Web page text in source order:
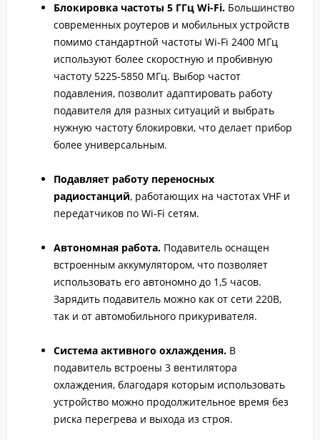
Блокировка частоты 5 ГГц Wi-Fi. Большинство
современных роутеров и мобильных устройств
помимо стандартной частоты Wi-Fi 2400 МГц
используют более скоростную и пробивную
частоту 5225-5850 МГц. Выбор частот
подавления, позволит адаптировать работу
подавителя для разных ситуаций и выбрать
нужную частоту блокировки, что делает прибор
более универсальным.
Подавляет работу переносных
радиостанций, работающих на частотах VHF и
передатчиков по Wi-Fi сетям.
Автономная работа. Подавитель оснащен
встроенным аккумулятором, что позволяет
использовать его автономно до 1,5 часов.
Зарядить подавитель можно как от сети 220В,
так и от автомобильного прикуривателя.
Система активного охлаждения. В
подавитель встроены 3 вентилятора
охлаждения, благодаря которым использовать
устройство можно продолжительное время без
риска перегрева и выхода из строя.